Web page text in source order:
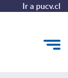
Ir a pucv.cl